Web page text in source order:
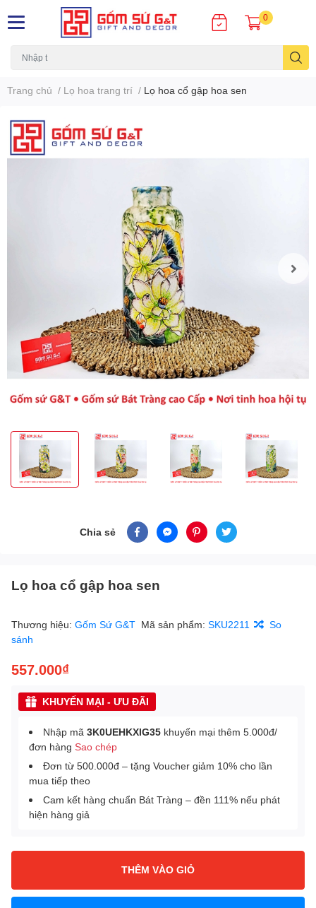
0
Trang chủ / Lọ hoa trang trí / Lọ hoa cổ gập hoa sen
Chia sẻ
Lọ hoa cổ gập hoa sen
Thương hiệu: Gốm Sứ G&T Mã sản phẩm: SKU2211
So
sánh
557.000₫
KHUYẾN MẠI - ƯU ĐÃI
Nhập mã 3K0UEHKXIG35 khuyến mại thêm 5.000đ/
đơn hàng Sao chép
Đơn từ 500.000đ – tặng Voucher giảm 10% cho lần
mua tiếp theo
Cam kết hàng chuẩn Bát Tràng – đền 111% nếu phát
hiện hàng giả
THÊM VÀO GIỎ